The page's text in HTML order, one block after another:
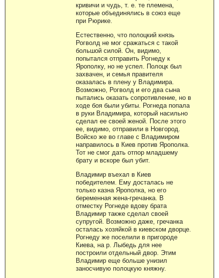
кривичи и чудь, т. е. те племена,
которые объединялись в союз еще
при Рюрике.
Естественно, что полоцкий князь
Рогволд не мог сражаться с такой
большой силой. Он, видимо,
попытался отправить Рогнеду к
Ярополку, но не успел. Полоцк был
захвачен, и семья правителя
оказалась в плену у Владимира.
Возможно, Рогволд и его два сына
пытались оказать сопротивление, но в
ходе боя были убиты. Рогнеда попала
в руки Владимира, который насильно
сделал ее своей женой. После этого
ее, видимо, отправили в Новгород.
Войско же во главе с Владимиром
направилось в Киев против Ярополка.
Тот не смог дать отпор младшему
брату и вскоре был убит.
Владимир въехал в Киев
победителем. Ему досталась не
только казна Ярополка, но его
беременная жена-гречанка. В
отместку Рогнеде вдову брата
Владимир также сделал своей
супругой. Возможно даже, гречанка
осталась хозяйкой в киевском дворце.
Рогнеду же поселили в пригороде
Киева, на р. Лыбедь для нее
построили отдельный двор. Этим
Владимир еще больше унизил
заносчивую полоцкую княжну.